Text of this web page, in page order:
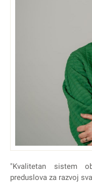
"Kvalitetan sistem
preduslova za razvoj